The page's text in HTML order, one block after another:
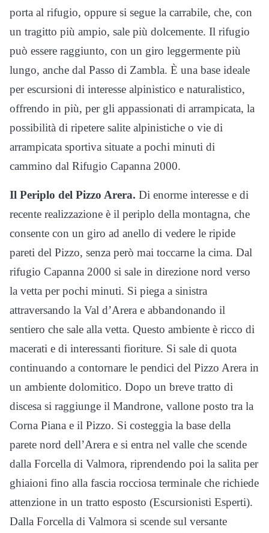
porta al rifugio, oppure si segue la carrabile, che, con
un tragitto più ampio, sale più dolcemente. Il rifugio
può essere raggiunto, con un giro leggermente più
lungo, anche dal Passo di Zambla. È una base ideale
per escursioni di interesse alpinistico e naturalistico,
offrendo in più, per gli appassionati di arrampicata, la
possibilità di ripetere salite alpinistiche o vie di
arrampicata sportiva situate a pochi minuti di
cammino dal Rifugio Capanna 2000.
Il Periplo del Pizzo Arera. Di enorme interesse e di
recente realizzazione è il periplo della montagna, che
consente con un giro ad anello di vedere le ripide
pareti del Pizzo, senza però mai toccarne la cima. Dal
rifugio Capanna 2000 si sale in direzione nord verso
la vetta per pochi minuti. Si piega a sinistra
attraversando la Val d’Arera e abbandonando il
sentiero che sale alla vetta. Questo ambiente è ricco di
macerati e di interessanti fioriture. Si sale di quota
continuando a contornare le pendici del Pizzo Arera in
un ambiente dolomitico. Dopo un breve tratto di
discesa si raggiunge il Mandrone, vallone posto tra la
Corna Piana e il Pizzo. Si costeggia la base della
parete nord dell’Arera e si entra nel valle che scende
dalla Forcella di Valmora, riprendendo poi la salita per
ghiaioni fino alla fascia rocciosa terminale che richiede
attenzione in un tratto esposto (Escursionisti Esperti).
Dalla Forcella di Valmora si scende sul versante